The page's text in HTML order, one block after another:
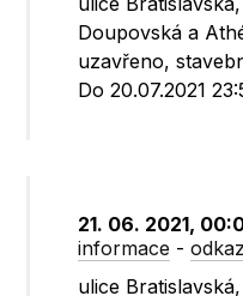
Doupovská a
uzavřeno,
Do 20.07.2021
21. 06. 2021,
informace -
ulice